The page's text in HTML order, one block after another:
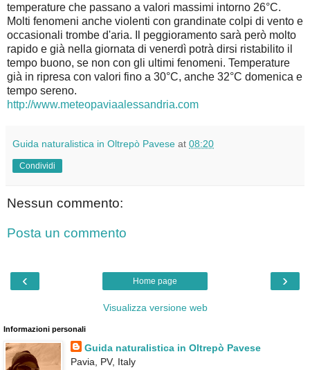
temperature che passano a valori massimi intorno 26°C.
Molti fenomeni anche violenti con grandinate colpi di vento e
occasionali trombe d'aria. Il peggioramento sarà però molto
rapido e già nella giornata di venerdì potrà dirsi ristabilito il
tempo buono, se non con gli ultimi fenomeni. Temperature
già in ripresa con valori fino a 30°C, anche 32°C domenica e
tempo sereno.
http://www.meteopaviaalessandria.com
Guida naturalistica in Oltrepò Pavese at 08:20
Condividi
Nessun commento:
Posta un commento
‹ ›
Home page
Visualizza versione web
Informazioni personali
Guida naturalistica in Oltrepò Pavese
Pavia, PV, Italy